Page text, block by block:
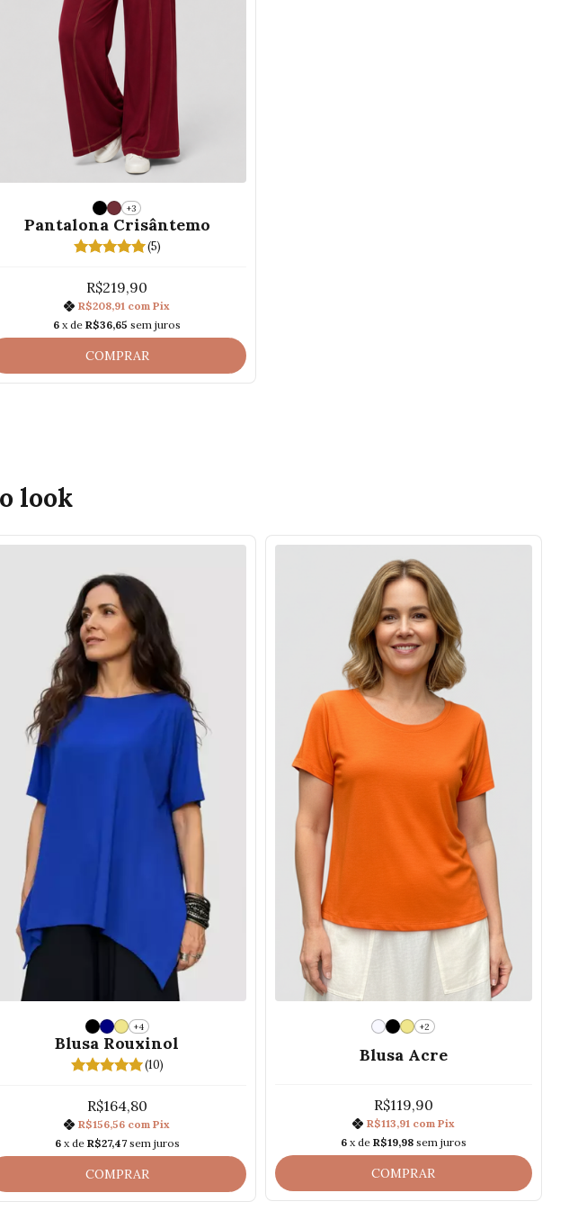
+3
Pantalona Crisântemo
(5)
R$219,90
R$208,91 com Pix
6 x deR$36,65 sem juros
COMPRAR
look
+4
Blusa Rouxinol
(10)
R$164,80
R$156,56 com Pix
6 x de R$27,47 sem juros
COMPRAR
+2
Blusa Acre
R$119,90
R$113,91 com Pix
6 x de R$19,98 sem juros
COMPRAR